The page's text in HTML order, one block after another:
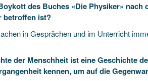
des Buches «Die Physiker»
betroffen ist?
in Gesprächen und im Unterricht
der Menschheit ist eine Geschichte
kennen, um auf die